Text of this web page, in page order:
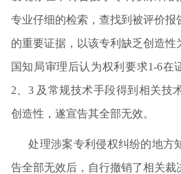
专业仔细的检索，查找到被评价报
的重要证据，以该专利缺乏创造性
国知局审理后认为权利要求1-6在
2、3 及常规技术手段得到相关技
创造性，遂宣告其全部无效。
处理涉案专利侵权纠纷的地方
告全部无效后，自行撤销了相关裁